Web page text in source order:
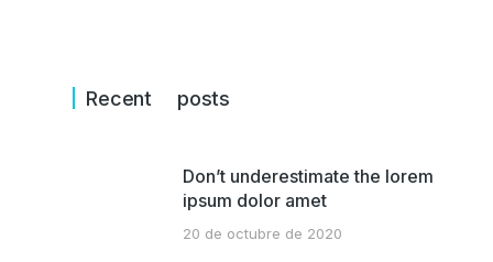
Recent posts
Don’t underestimate the lorem
ipsum dolor amet
20 de octubre de 2020